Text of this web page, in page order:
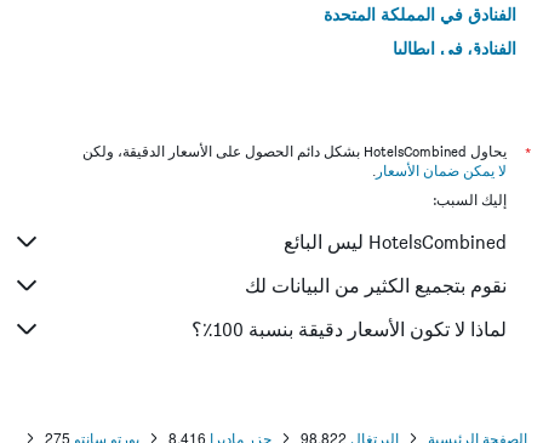
الفنادق في المملكة المتحدة
الفنادق في إيطاليا
*
يحاول HotelsCombined بشكل دائم الحصول على الأسعار الدقيقة، ولكن
لا يمكن ضمان الأسعار .
إليك السبب:
HotelsCombined ليس البائع
نقوم بتجميع الكثير من البيانات لك
لماذا لا تكون الأسعار دقيقة بنسبة 100٪؟
الصفحة الرئيسية البرتغال 98,822 جزر ماديرا 8,416 بورتو سانتو 275